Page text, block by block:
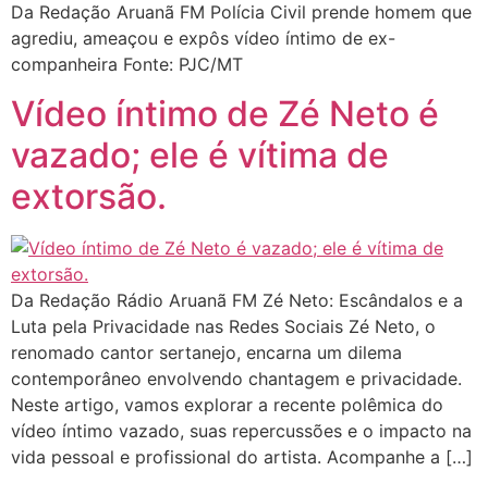
Da Redação Aruanã FM Polícia Civil prende homem que
agrediu, ameaçou e expôs vídeo íntimo de ex-
companheira Fonte: PJC/MT
Vídeo íntimo de Zé Neto é
vazado; ele é vítima de
extorsão.
Da Redação Rádio Aruanã FM Zé Neto: Escândalos e a
Luta pela Privacidade nas Redes Sociais Zé Neto, o
renomado cantor sertanejo, encarna um dilema
contemporâneo envolvendo chantagem e privacidade.
Neste artigo, vamos explorar a recente polêmica do
vídeo íntimo vazado, suas repercussões e o impacto na
vida pessoal e profissional do artista. Acompanhe a […]